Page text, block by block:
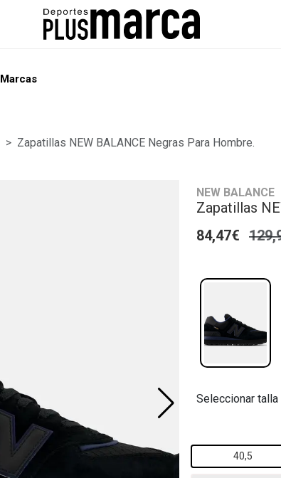
Marcas
Zapatillas NEW BALANCE Negras Para Hombre.
NEW BALANCE
Zapatillas
84,47€
Seleccionar talla
40,5